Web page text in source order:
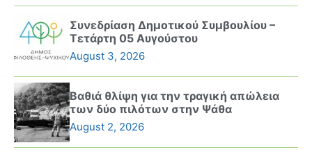
Συνεδρίαση Δημοτικού Συμβουλίου –
Τετάρτη 05 Αυγούστου
August 3, 2026
Βαθιά θλίψη για την τραγική απώλεια
των δύο πιλότων στην Ψάθα
August 2, 2026